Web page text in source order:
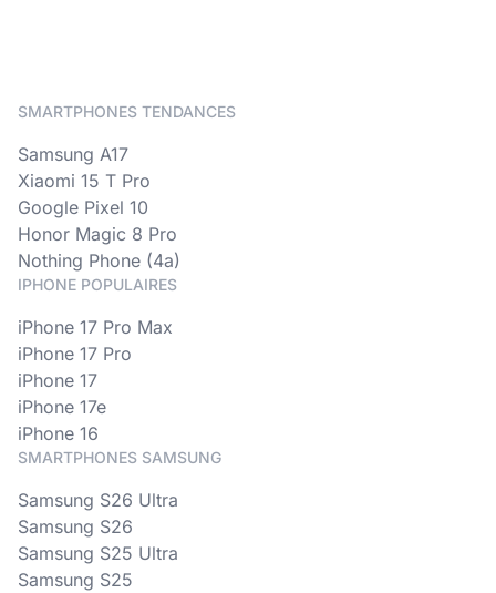
SMARTPHONES TENDANCES
Samsung A17
Xiaomi 15 T Pro
Google Pixel 10
Honor Magic 8 Pro
Nothing Phone (4a)
IPHONE POPULAIRES
iPhone 17 Pro Max
iPhone 17 Pro
iPhone 17
iPhone 17e
iPhone 16
SMARTPHONES SAMSUNG
Samsung S26 Ultra
Samsung S26
Samsung S25 Ultra
Samsung S25